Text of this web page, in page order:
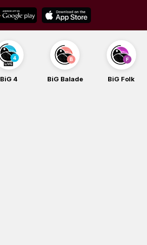
BiG 4 BiG Balade BiG Folk